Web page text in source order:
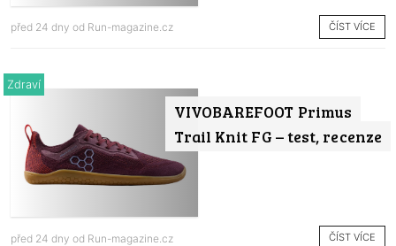
před 24 dny od Run-magazine.cz ČÍST VÍCE
VIVOBAREFOOT Primus
Trail Knit FG – test, recenze
Zdraví
před 24 dny od Run-magazine.cz ČÍST VÍCE